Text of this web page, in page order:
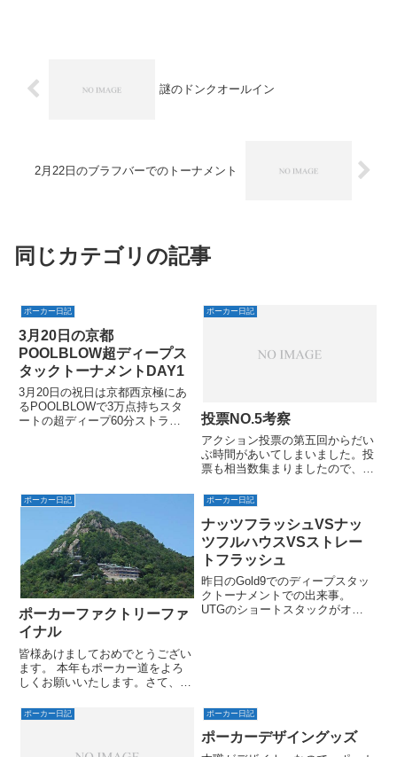
謎のドンクオールイン
2月22日のブラフバーでのトーナメント
同じカテゴリの記事
ポーカー日記
3月20日の京都
POOLBLOW超ディープス
タックトーナメントDAY1
3月20日の祝日は京都西京極にあ
るPOOLBLOWで3万点持ちスタ
ートの超ディープ60分ストラク
ポーカー日記
投票NO.5考察
アクション投票の第五回からだい
ぶ時間があいてしまいました。投
票も相当数集まりましたので、こ
す！（投票受付は締め切りませ
ポーカー日記
ポーカーファクトリーファ
イナル
皆様あけましておめでとうござい
ます。 本年もポーカー道をよろ
しくお願いいたします。さて、前
ーカーできなかったんですが、
12月30日にポーカーファクトリ
ポーカー日記
ナッツフラッシュVSナッ
ツフルハウスVSストレー
トフラッシュ
昨日のGold9でのディープスタッ
クトーナメントでの出来事。
UTGのショートスタックがオー
ポーカー日記 ポーカー日記
ポーカーデザイングッズ